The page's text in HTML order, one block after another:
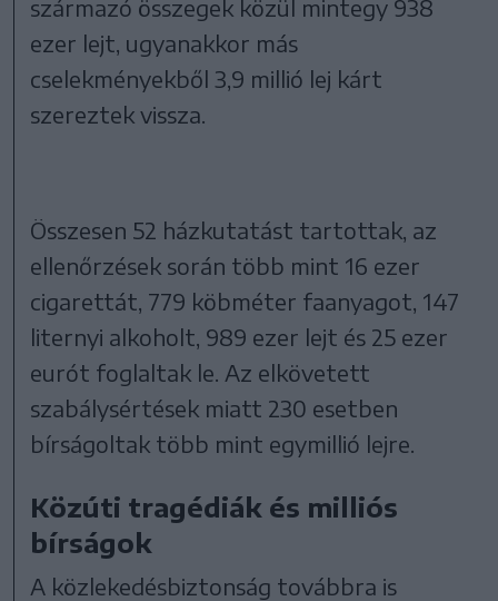
származó összegek közül mintegy 938
ezer lejt, ugyanakkor más
cselekményekből 3,9 millió lej kárt
szereztek vissza.
Összesen 52 házkutatást tartottak, az
ellenőrzések során több mint 16 ezer
cigarettát, 779 köbméter faanyagot, 147
liternyi alkoholt, 989 ezer lejt és 25 ezer
eurót foglaltak le. Az elkövetett
szabálysértések miatt 230 esetben
bírságoltak több mint egymillió lejre.
Közúti tragédiák és milliós
bírságok
A közlekedésbiztonság továbbra is